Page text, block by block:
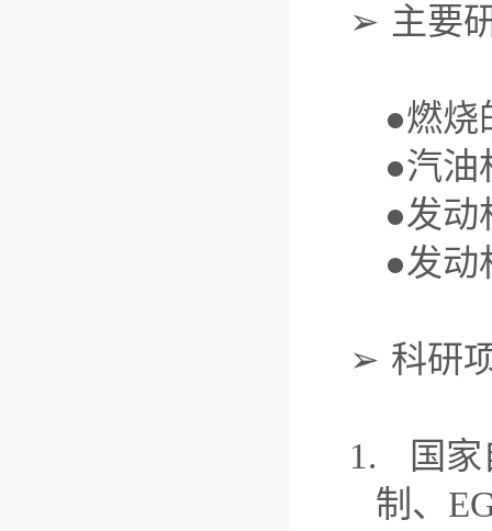
➢ 主要
●燃烧
●汽油
●发动
●发动
➢ 科研
1.
国
制、